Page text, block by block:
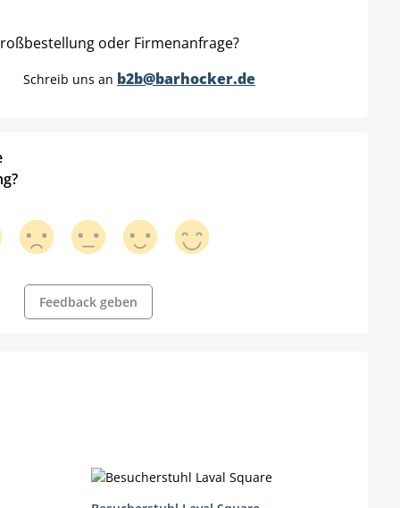
oder Firmenanfrage?
Schreib uns an b2b@barhocker.de
Feedback geben